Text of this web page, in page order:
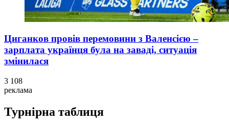
Циганков провів перемовини з Валенсією –
зарплата українця була на заваді, ситуація
змінилася
3 108
реклама
Турнірна таблиця